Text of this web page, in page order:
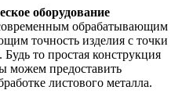
оборудование
обрабатывающим
точность изделия с точки
то простая конструкция
можем предоставить
листового металла.